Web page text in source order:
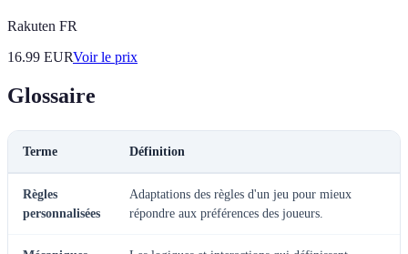
Rakuten FR
16.99 EURVoir le prix
Glossaire
Terme Définition
Règles
personnalisées
Adaptations des règles d'un jeu pour mieux
répondre aux préférences des joueurs.